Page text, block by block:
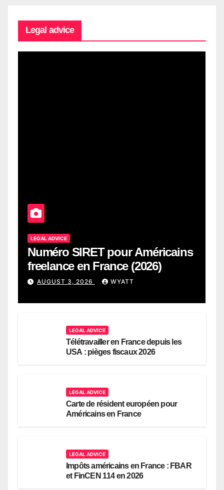
Legal advice
LEGAL ADVICE
Numéro SIRET pour Américains
freelance en France (2026)
AUGUST 3, 2026 WYATT
LEGAL ADVICE
Télétravailler en France depuis les
USA : pièges fiscaux 2026
LEGAL ADVICE
Carte de résident européen pour
Américains en France
LEGAL ADVICE
Impôts américains en France : FBAR
et FinCEN 114 en 2026